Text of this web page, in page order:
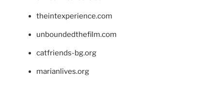
theintexperience.com
unboundedthefilm.com
catfriends-bg.org
marianlives.org